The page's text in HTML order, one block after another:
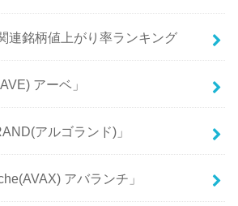
連銘柄値上がり率ランキング
アーベ」
アルゴランド)」
アバランチ」